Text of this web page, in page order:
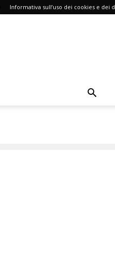
Informativa sull’uso dei cookies e dei